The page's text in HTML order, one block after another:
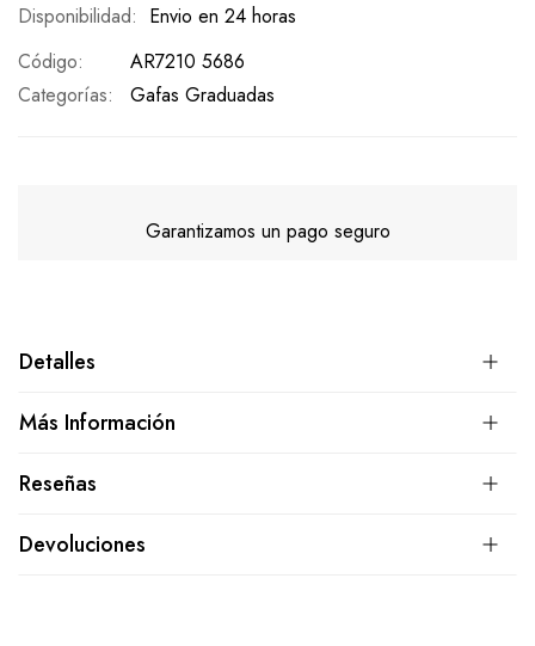
Envio en 24 horas
Código
AR7210 5686
Categorías:
Gafas Graduadas
Garantizamos un pago seguro
Detalles
Más Información
Reseñas
Devoluciones